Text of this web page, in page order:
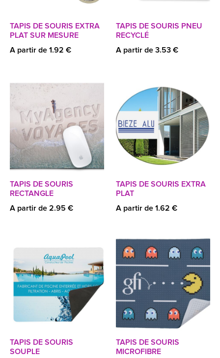
TAPIS DE SOURIS EXTRA
PLAT SUR MESURE
A partir de 1.92 €
TAPIS DE SOURIS PNEU
RECYCLÉ
A partir de 3.53 €
TAPIS DE SOURIS
RECTANGLE
A partir de 2.95 €
TAPIS DE SOURIS EXTRA
PLAT
A partir de 1.62 €
TAPIS DE SOURIS
SOUPLE
TAPIS DE SOURIS
MICROFIBRE